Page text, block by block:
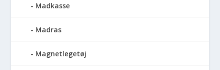
Madkasse
Madras
Magnetlegetøj